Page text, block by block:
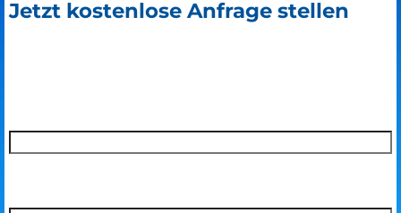
Jetzt kostenlose Anfrage stellen